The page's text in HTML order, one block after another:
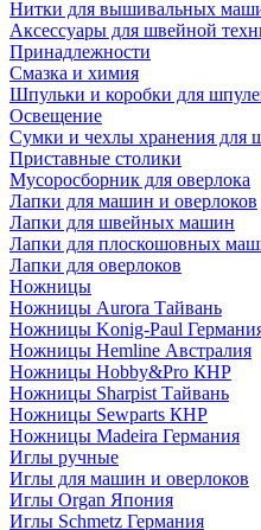
Нитки для вышивальных
Аксессуары для швейной
Принадлежности
Смазка и химия
Шпульки и коробки для
Освещение
Сумки и чехлы хранения для
Приставные столики
Мусоросборник для оверлока
Лапки для машин и оверлоков
Лапки для швейных машин
Лапки для плоскошовных
Лапки для оверлоков
Ножницы
Ножницы Aurora Тайвань
Ножницы Konig-Paul
Ножницы Hemline Австралия
Ножницы Hobby&Pro КНР
Ножницы Sharpist Тайвань
Ножницы Sewparts КНР
Ножницы Madeira Германия
Иглы ручные
Иглы для машин и оверлоков
Иглы Organ Япония
Иглы Schmetz Германия